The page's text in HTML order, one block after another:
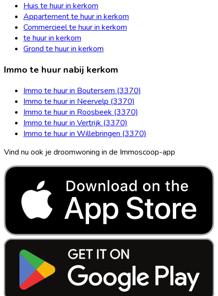
Huis te huur in kerkom
Appartement te huur in kerkom
Commercieel te huur in kerkom
te huur in kerkom
Grond te huur in kerkom
Immo te huur nabij kerkom
Immo te huur in Boutersem (3370)
Immo te huur in Neervelp (3370)
Immo te huur in Roosbeek (3370)
Immo te huur in Vertrijk (3370)
Immo te huur in Willebringen (3370)
Vind nu ook je droomwoning in de Immoscoop-app